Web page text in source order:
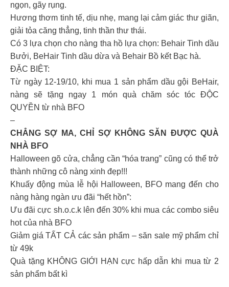
ngọn, gãy rụng.
Hương thơm tinh tế, dịu nhẹ, mang lại cảm giác thư giãn,
giải tỏa căng thẳng, tinh thần thư thái.
Có 3 lựa chọn cho nàng tha hồ lựa chọn: Behair Tinh dầu
Bưởi, BeHair Tinh dầu dừa và Behair Bồ kết Bạc hà.
ĐẶC BIỆT:
Từ ngày 12-19/10, khi mua 1 sản phẩm dầu gội BeHair,
nàng sẽ tặng ngay 1 món quà chăm sóc tóc ĐỘC
QUYỀN từ nhà BFO
–
CHẲNG SỢ MA, CHỈ SỢ KHÔNG SĂN ĐƯỢC QUÀ
NHÀ BFO
Halloween gõ cửa, chẳng cần “hóa trang” cũng có thể trở
thành những cô nàng xinh đẹp!!!
Khuấy động mùa lễ hội Halloween, BFO mang đến cho
nàng hàng ngàn ưu đãi “hết hồn”:
Ưu đãi cực sh.o.c.k lên đến 30% khi mua các combo siêu
hot của nhà BFO
Giảm giá TẤT CẢ các sản phẩm – săn sale mỹ phẩm chỉ
từ 49k
Quà tặng KHÔNG GIỚI HẠN cực hấp dẫn khi mua từ 2
sản phẩm bất kì